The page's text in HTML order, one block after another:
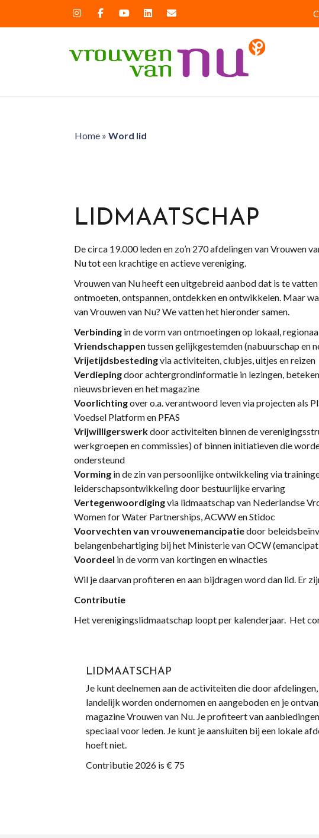
Home» Word lid
LIDMAATSCHAP
De circa 19.000 leden en zo’n 270 afdelingen van Vrouwen
Nu tot een krachtige en actieve vereniging.
Vrouwen van Nu heeft een uitgebreid aanbod dat is te
ontmoeten, ontspannen, ontdekken en ontwikkelen. Maar
van Vrouwen van Nu? We vatten het hieronder samen.
Verbinding in de vorm van ontmoetingen op lokaal,
Vriendschappen tussen gelijkgestemden (nabuurschap en
Vrijetijdsbestedingvia activiteiten, clubjes, uitjes en reizen
Verdiepingdoor achtergrondinformatie in lezingen,
nieuwsbrieven en het magazine
Voorlichtingover o.a. verantwoord leven via projecten als
Voedsel Platform en PFAS
Vrijwilligerswerkdoor activiteiten binnen de
werkgroepen en commissies) of binnen initiatieven die
ondersteund
Vorming in de zin van persoonlijke ontwikkeling via
leiderschapsontwikkeling door bestuurlijke ervaring
Vertegenwoordigingvia lidmaatschap van Nederlandse
Women for Water Partnerships, ACWW en Stidoc
Voorvechten van vrouwenemancipatiedoor
belangenbehartiging bij het Ministerie van OCW
Voordeel in de vorm van kortingen en winacties
Wil je daarvan profiteren en aan bijdragen word dan lid. Er
Contributie
Het verenigingslidmaatschap loopt per kalenderjaar. Het
LIDMAATSCHAP
Je kunt deelnemen aan de activiteiten die door
landelijk worden ondernomen en aangeboden en je
magazine Vrouwen van Nu. Je profiteert van
speciaal voor leden. Je kunt je aansluiten bij een lokale
hoeft niet.
Contributie 2026 is € 75